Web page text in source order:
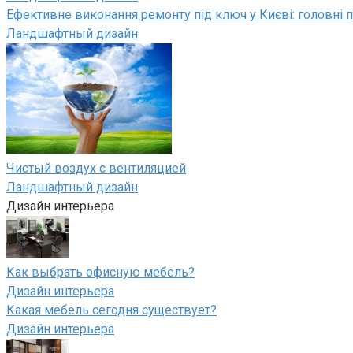
Ефективне виконання ремонту під ключ у Києві: головні
Ландшафтный дизайн
Чистый воздух с вентиляцией
Ландшафтный дизайн
Дизайн интерьера
Как выбрать офисную мебель?
Дизайн интерьера
Какая мебель сегодня существует?
Дизайн интерьера